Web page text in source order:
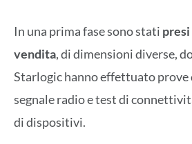
In una prima fase sono stati presi
vendita, di dimensioni diverse,
Starlogic hanno effettuato prove
segnale radio e test di
di dispositivi.